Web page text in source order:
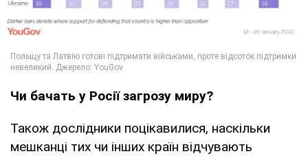
Чи бачать у Росії загрозу миру?
Також дослідники поцікавилися, наскільки
мешканці тих чи інших країн відчувають